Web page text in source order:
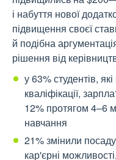
і набуття нової
підвищення своєї
й подібна
рішення від
у 63% студентів,
кваліфікації,
12% протягом 4–6
навчання
21% змінили
кар'єрні